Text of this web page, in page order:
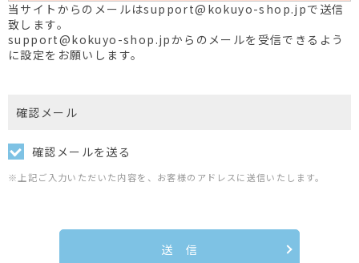
当サイトからのメールはsupport@kokuyo-shop.jpで送信
致します。
support@kokuyo-shop.jpからのメールを受信できるよう
に設定をお願いします。
確認メール
確認メールを送る
※上記ご入力いただいた内容を、お客様のアドレスに送信いたします。
送 信